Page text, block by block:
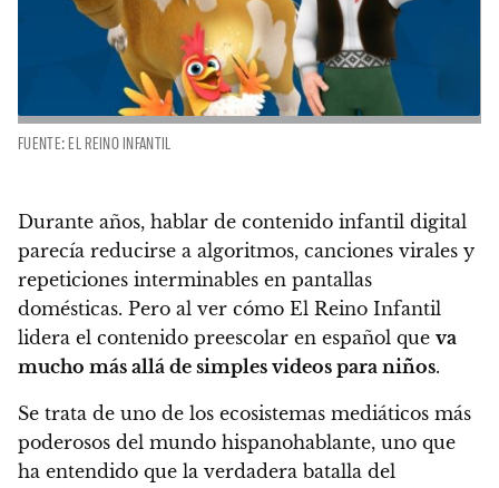
FUENTE: EL REINO INFANTIL
Durante años, hablar de contenido infantil digital
parecía reducirse a algoritmos, canciones virales y
repeticiones interminables en pantallas
domésticas. Pero al ver cómo El Reino Infantil
lidera el contenido preescolar en español que va
mucho más allá de simples videos para niños.
Se trata de uno de los ecosistemas mediáticos más
poderosos del mundo hispanohablante, uno que
ha entendido que la verdadera batalla del